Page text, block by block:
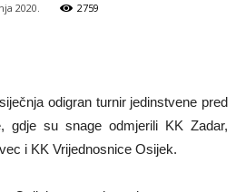
2020. 2759
odigran turnir jedinstvene pred
gdje su snage odmjerili KK Zadar,
i KK Vrijednosnice Osijek.